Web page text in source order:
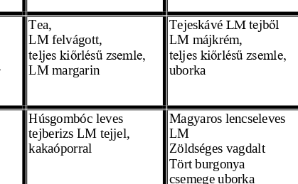
Tea,
LM felvágott,
teljes kiőrlésű zsemle,
LM margarin
Tejeskávé LM tejből
LM májkrém,
teljes kiőrlésű zsemle,
uborka
Húsgombóc leves
tejberizs LM tejjel,
kakaóporral
Magyaros lencseleves
LM
Zöldséges vagdalt
Tört burgonya
csemege uborka